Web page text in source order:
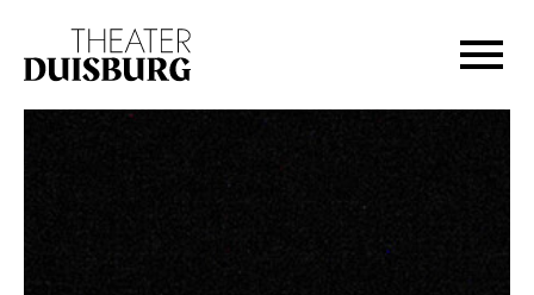
Zur Hauptnavigation springen
Zum Footer springen